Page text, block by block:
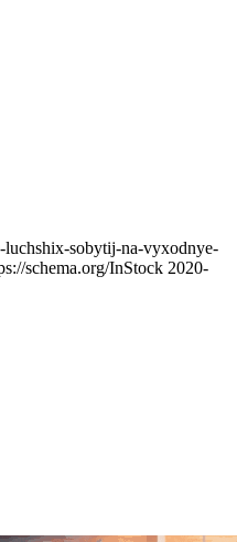
luchshix-sobytij-na-vyxodnye-
schema.org/InStock 2020-